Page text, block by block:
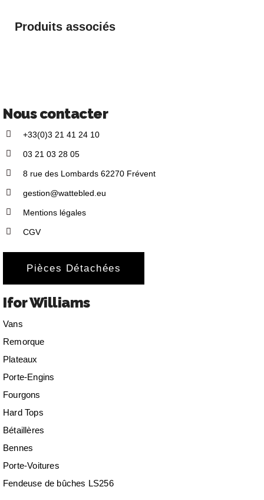
Produits associés
Nous contacter
+33(0)3 21 41 24 10
03 21 03 28 05
8 rue des Lombards 62270 Frévent
gestion@wattebled.eu
Mentions légales
CGV
Pièces Détachées
Ifor Williams
Vans
Remorque
Plateaux
Porte-Engins
Fourgons
Hard Tops
Bétaillères
Bennes
Porte-Voitures
Fendeuse de bûches LS256